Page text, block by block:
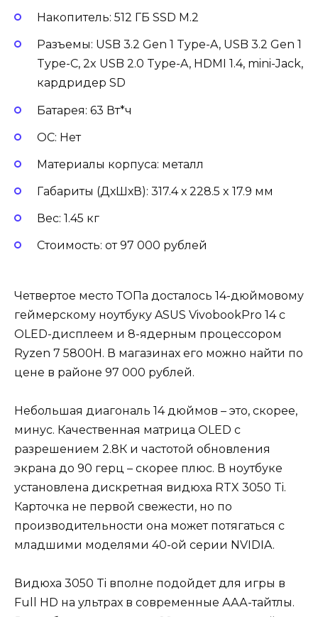
Накопитель: 512 ГБ SSD M.2
Разъемы: USB 3.2 Gen 1 Type-A, USB 3.2 Gen 1
Type-C, 2x USB 2.0 Type-A, HDMI 1.4, mini-Jack,
кардридер SD
Батарея: 63 Вт*ч
ОС: Нет
Материалы корпуса: металл
Габариты (ДхШхВ): 317.4 х 228.5 x 17.9 мм
Вес: 1.45 кг
Стоимость: от 97 000 рублей
Четвертое место ТОПа досталось 14-дюймовому
геймерскому ноутбуку ASUS VivobookPro 14 с
OLED-дисплеем и 8-ядерным процессором
Ryzen 7 5800H. В магазинах его можно найти по
цене в районе 97 000 рублей.
Небольшая диагональ 14 дюймов – это, скорее,
минус. Качественная матрица OLED с
разрешением 2.8К и частотой обновления
экрана до 90 герц – скорее плюс. В ноутбуке
установлена дискретная видюха RTX 3050 Ti.
Карточка не первой свежести, но по
производительности она может потягаться с
младшими моделями 40-ой серии NVIDIA.
Видюха 3050 Ti вполне подойдет для игры в
Full HD на ультрах в современные ААА-тайтлы.